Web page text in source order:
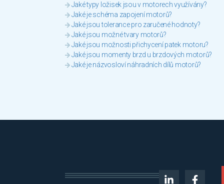
Jaké typy ložisek jsou v motorech využívány?
Jaké je schéma zapojení motorů?
Jaké jsou tolerance pro zaručené hodnoty?
Jaké jsou možné tvary motorů?
Jaké jsou možnosti přichycení patek motoru?
Jaké jsou momenty brzd u brzdových motorů?
Jaké je názvosloví náhradních dílů motorů?